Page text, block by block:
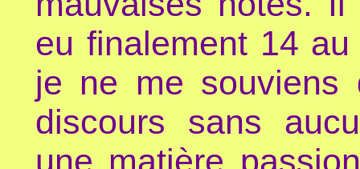
eu finalement 14
je ne me
discours sans
une matière